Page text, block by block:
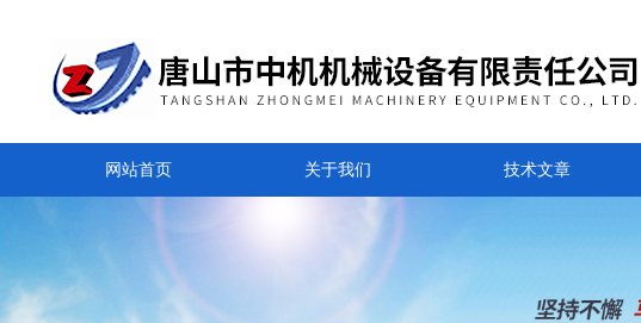
网站首页 关于我们 技术文章